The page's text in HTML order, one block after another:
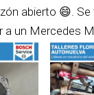
abierto 😄. Se
un Mercedes